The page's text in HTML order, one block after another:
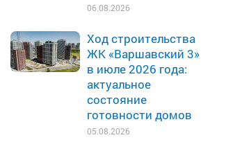
06.08.2026
Ход строительства
ЖК «Варшавский 3»
в июле 2026 года:
актуальное
состояние
готовности домов
05.08.2026